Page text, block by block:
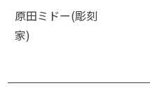
原田ミドー(彫刻
家)